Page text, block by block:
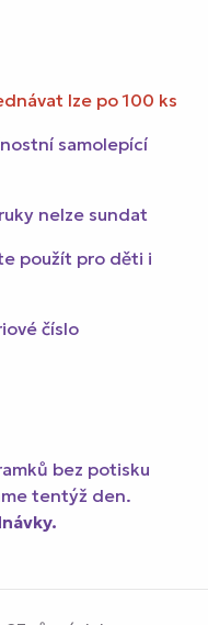
lze po 100 ks
samolepící
nelze sundat
použít pro děti i
číslo
bez potisku
tentýž den.